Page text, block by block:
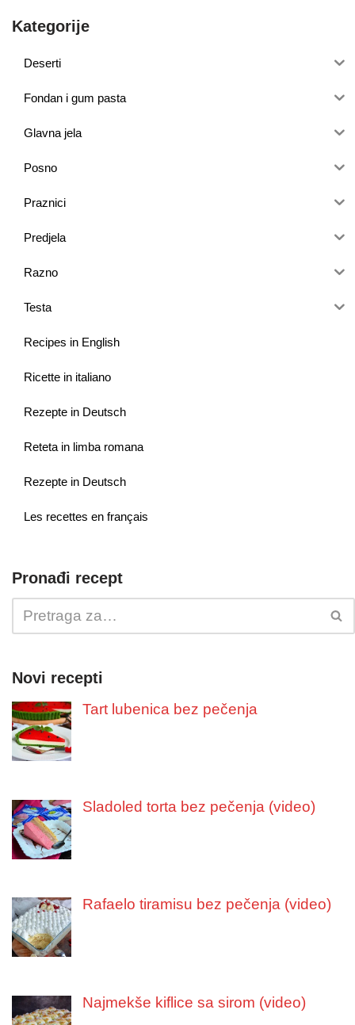
Kategorije
Deserti
Fondan i gum pasta
Glavna jela
Posno
Praznici
Predjela
Razno
Testa
Recipes in English
Ricette in italiano
Rezepte in Deutsch
Reteta in limba romana
Rezepte in Deutsch
Les recettes en français
Pronađi recept
Novi recepti
Tart lubenica bez pečenja
Sladoled torta bez pečenja (video)
Rafaelo tiramisu bez pečenja (video)
Najmekše kiflice sa sirom (video)